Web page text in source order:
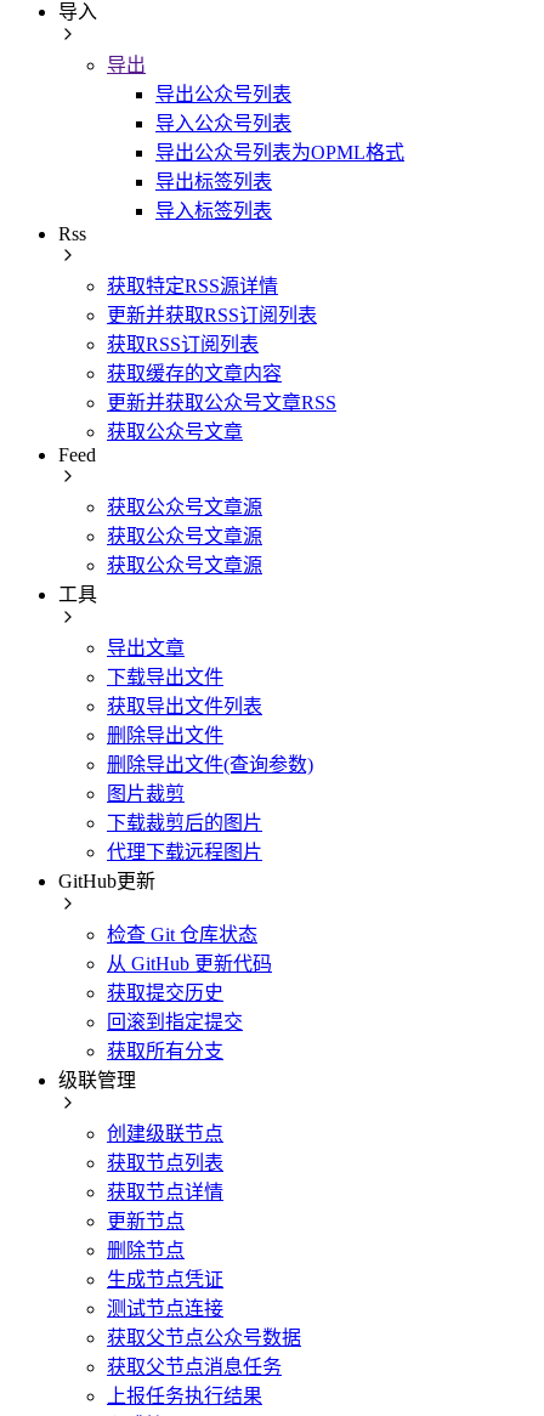
导入
导出
导出公众号列表
导入公众号列表
导出公众号列表为OPML格式
导出标签列表
导入标签列表
Rss
获取特定RSS源详情
更新并获取RSS订阅列表
获取RSS订阅列表
获取缓存的文章内容
更新并获取公众号文章RSS
获取公众号文章
Feed
获取公众号文章源
获取公众号文章源
获取公众号文章源
工具
导出文章
下载导出文件
获取导出文件列表
删除导出文件
删除导出文件(查询参数)
图片裁剪
下载裁剪后的图片
代理下载远程图片
GitHub更新
检查 Git 仓库状态
从 GitHub 更新代码
获取提交历史
回滚到指定提交
获取所有分支
级联管理
创建级联节点
获取节点列表
获取节点详情
更新节点
删除节点
生成节点凭证
测试节点连接
获取父节点公众号数据
获取父节点消息任务
上报任务执行结果